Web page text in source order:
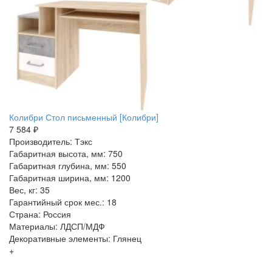
Колибри Стол письменный [Колибри]
7 584 ₽
Производитель: Тэкс
Габаритная высота, мм: 750
Габаритная глубина, мм: 550
Габаритная ширина, мм: 1200
Вес, кг: 35
Гарантийный срок мес.: 18
Страна: Россия
Материалы: ЛДСП/МДФ
Декоративные элементы: Глянец
+